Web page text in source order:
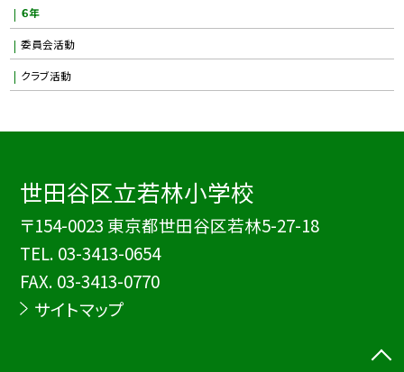
６年
委員会活動
クラブ活動
世田谷区立若林小学校
〒154-0023 東京都世田谷区若林5-27-18
TEL. 03-3413-0654
FAX. 03-3413-0770
サイトマップ